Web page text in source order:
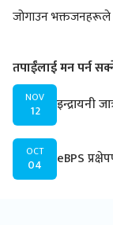
जोगाउन भक्तजनहरूले
तपाईंलाई मन पर्न
NOV
12 इन्द्रायनी
OCT
04 eBPS